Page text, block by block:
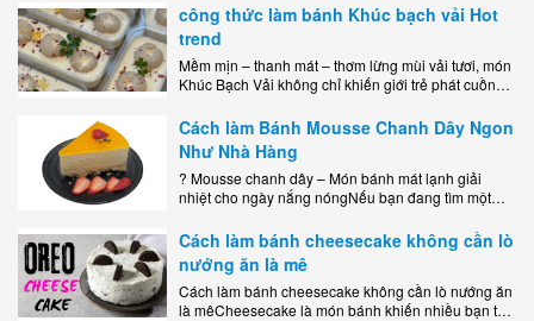
công thức làm bánh Khúc bạch vải Hot
trend
Mềm mịn – thanh mát – thơm lừng mùi vải tươi, món
Khúc Bạch Vải không chỉ khiến giới trẻ phát cuồng
Cách làm Bánh Mousse Chanh Dây Ngon
Như Nhà Hàng
? Mousse chanh dây – Món bánh mát lạnh giải
nhiệt cho ngày nắng nóngNếu bạn đang tìm một
dễ..
Cách làm bánh cheesecake không cần lò
nướng ăn là mê
Cách làm bánh cheesecake không cần lò nướng ăn
là mêCheesecake là món bánh khiến nhiều bạn trẻ